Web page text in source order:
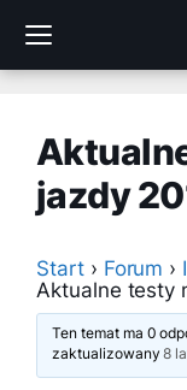
treści
jazdy
Start › Forum ›
Aktualne testy
Ten temat ma 0
zaktualizowany8